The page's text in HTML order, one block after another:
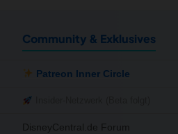
Community & Exklusives
Patreon Inner Circle
DisneyCentral.de Forum